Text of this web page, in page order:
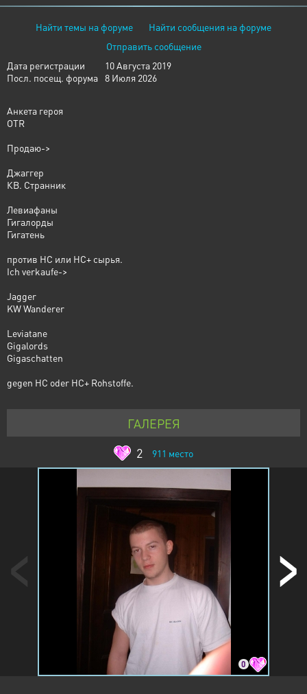
Найти темы на форуме
Найти сообщения на форуме
Отправить сообщение
Дата регистрации
10 Августа 2019
Посл. посещ. форума 8 Июля 2026
Анкета героя
OTR
Продаю->
Джаггер
КВ. Странник
Левиафаны
Гигалорды
Гигатень
против HC или HC+ сырья.
Ich verkaufe->
Jagger
KW Wanderer
Leviatane
Gigalords
Gigaschatten
gegen HC oder HC+ Rohstoffe.
ГАЛЕРЕЯ
2
911 место
0